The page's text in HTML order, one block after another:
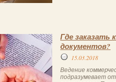
Где заказать
документов?
15.03.2018
Ведение
подразумевает